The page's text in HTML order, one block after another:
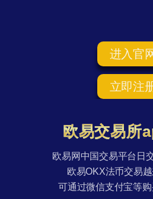
进入官
立即注
欧易交易所
欧易网中国交易平台日
欧易OKX法币交易越
可通过微信支付宝等购